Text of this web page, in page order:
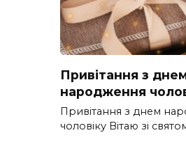
Привітання з
народження
Привітання з днем
чоловіку Вітаю зі